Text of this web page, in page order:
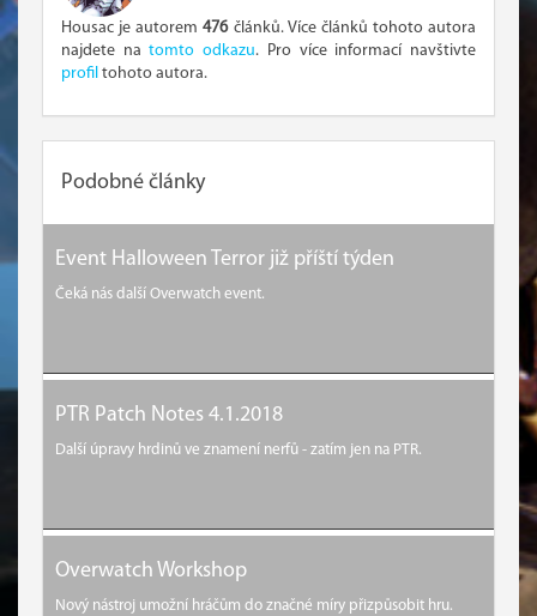
Housac je autorem476článků. Více článků tohoto autora
najdete natomto odkazu. Pro více informací navštivte
profil tohoto autora.
Podobné články
Event Halloween Terror již příští týden
Čeká nás další Overwatch event.
PTR Patch Notes 4.1.2018
Další úpravy hrdinů ve znamení nerfů - zatím jen na PTR.
Overwatch Workshop
Nový nástroj umožní hráčům do značné míry přizpůsobit hru.